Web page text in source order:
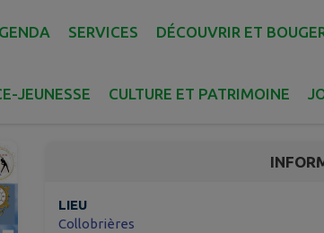
SERVICES DÉCOUVRIR ET
JEUNESSE CULTURE ET PATRIMOINE
LIEU
Collobrières